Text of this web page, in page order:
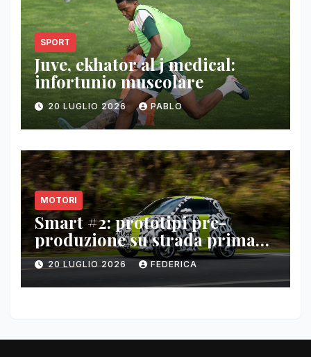
SPORT
Juve, ekhator al j medical:
infortunio muscolare
20 LUGLIO 2026 PABLO
MOTORI
Smart #2: prototipi pre-
produzione su strada prima
del paris motor show 2026
20 LUGLIO 2026 FEDERICA